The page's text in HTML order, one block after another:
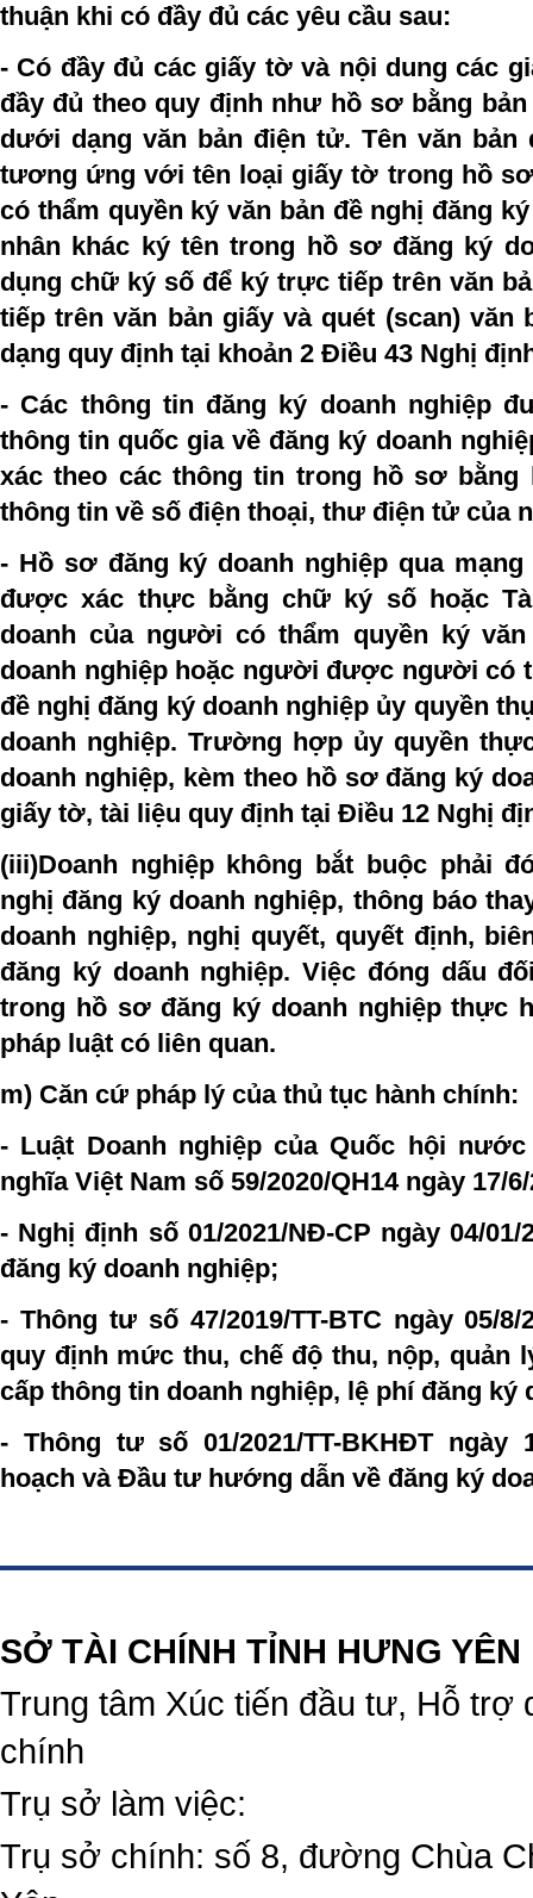
thuận khi có đầy đủ các yêu cầu sau:
- Có đầy đủ các giấy tờ và nội dung các
đầy đủ theo quy định như hồ sơ bằng
dưới dạng văn bản điện tử. Tên văn
tương ứng với tên loại giấy tờ trong hồ
có thẩm quyền ký văn bản đề nghị đăng
nhân khác ký tên trong hồ sơ đăng ký
dụng chữ ký số để ký trực tiếp trên văn
tiếp trên văn bản giấy và quét (scan) văn
dạng quy định tại khoản 2 Điều 43 Nghị
- Các thông tin đăng ký doanh nghiệp
thông tin quốc gia về đăng ký doanh
xác theo các thông tin trong hồ sơ bằng
thông tin về số điện thoại, thư điện tử của
- Hồ sơ đăng ký doanh nghiệp qua
được xác thực bằng chữ ký số hoặc
doanh của người có thẩm quyền ký
doanh nghiệp hoặc người được người có
đề nghị đăng ký doanh nghiệp ủy quyền
doanh nghiệp. Trường hợp ủy quyền
doanh nghiệp, kèm theo hồ sơ đăng ký
giấy tờ, tài liệu quy định tại Điều 12 Nghị
(iii)Doanh nghiệp không bắt buộc phải
nghị đăng ký doanh nghiệp, thông báo
doanh nghiệp, nghị quyết, quyết định,
đăng ký doanh nghiệp. Việc đóng dấu
trong hồ sơ đăng ký doanh nghiệp thực
pháp luật có liên quan.
m) Căn cứ pháp lý của thủ tục hành chính:
- Luật Doanh nghiệp của Quốc hội
nghĩa Việt Nam số 59/2020/QH14 ngày 17/
- Nghị định số 01/2021/NĐ-CP ngày 04/
đăng ký doanh nghiệp;
- Thông tư số 47/2019/TT-BTC ngày 05/
quy định mức thu, chế độ thu, nộp, quản
cấp thông tin doanh nghiệp, lệ phí đăng ký
- Thông tư số 01/2021/TT-BKHĐT ngày
hoạch và Đầu tư hướng dẫn về đăng ký
SỞ TÀI CHÍNH TỈNH HƯNG YÊN
Trung tâm Xúc tiến đầu tư, Hỗ trợ
chính
Trụ sở làm việc:
Trụ sở chính: số 8, đường Chùa